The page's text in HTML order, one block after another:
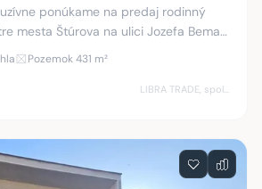
mesta Štúrova na ulici Jozefa Bema,
dom má jedno
m2 a je čiastočn
Pozemok 431 m²
LIBRA TRADE, spol.s.r.o.